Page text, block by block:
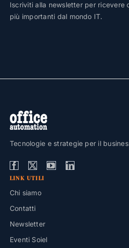
Iscriviti alla newsletter per ricevere
più importanti dal mondo IT.
Tecnologie e strategie per il
LINK UTILI
Chi siamo
Contatti
Newsletter
Eventi Soiel